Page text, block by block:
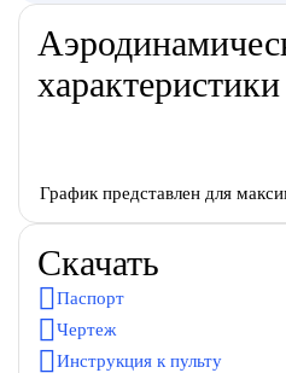
характеристики
График представлен для
Скачать
Паспорт
Чертеж
Инструкция к пульту